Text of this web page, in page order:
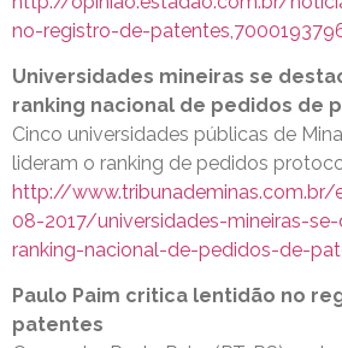
no-registro-de-
Universidades mineiras se
ranking nacional de pedidos de
Cinco universidades públicas de
lideram o ranking de pedidos
http://
08-2017/universidades-mineiras-
ranking-nacional-de-pedidos-de-
Paulo Paim critica lentidão no
patentes